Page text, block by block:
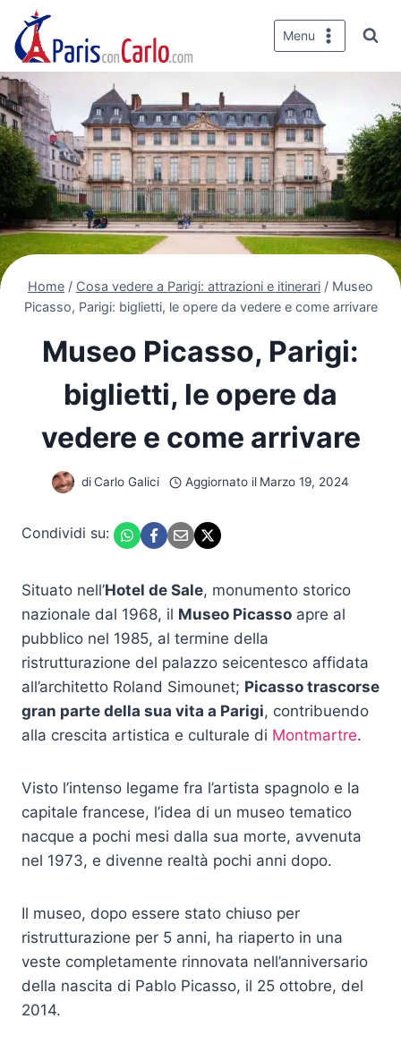
Salta
contenuto
Menu
Home / Cosa vedere a Parigi: attrazioni e itinerari / Museo
Picasso, Parigi: biglietti, le opere da vedere e come arrivare
Museo Picasso, Parigi:
biglietti, le opere da
vedere e come arrivare
di Carlo Galici Aggiornato il Marzo 19, 2024
Condividi su:
Situato nell’Hotel de Sale, monumento storico
nazionale dal 1968, il Museo Picasso apre al
pubblico nel 1985, al termine della
ristrutturazione del palazzo seicentesco affidata
all’architetto Roland Simounet; Picasso trascorse
gran parte della sua vita a Parigi, contribuendo
alla crescita artistica e culturale di Montmartre.
Visto l’intenso legame fra l’artista spagnolo e la
capitale francese, l’idea di un museo tematico
nacque a pochi mesi dalla sua morte, avvenuta
nel 1973, e divenne realtà pochi anni dopo.
Il museo, dopo essere stato chiuso per
ristrutturazione per 5 anni, ha riaperto in una
veste completamente rinnovata nell’anniversario
della nascita di Pablo Picasso, il 25 ottobre, del
2014.